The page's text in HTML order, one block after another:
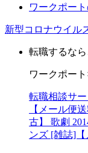
ワークポー
新型コロナウイル
転職するな
ワークポー
転職相談サ
【メール便
古】 歌劇
ンズ [雑誌]【